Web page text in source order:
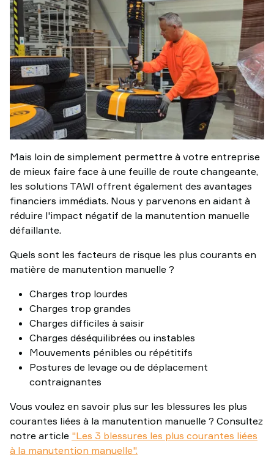
Mais loin de simplement permettre à votre entreprise
de mieux faire face à une feuille de route changeante,
les solutions TAWI offrent également des avantages
financiers immédiats. Nous y parvenons en aidant à
réduire l'impact négatif de la manutention manuelle
défaillante.
Quels sont les facteurs de risque les plus courants en
matière de manutention manuelle ?
Charges trop lourdes
Charges trop grandes
Charges difficiles à saisir
Charges déséquilibrées ou instables
Mouvements pénibles ou répétitifs
Postures de levage ou de déplacement
contraignantes
Vous voulez en savoir plus sur les blessures les plus
courantes liées à la manutention manuelle ? Consultez
notre article "Les 3 blessures les plus courantes liées
à la manutention manuelle".